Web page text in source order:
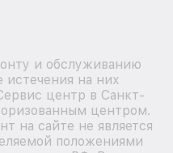
и обслуживанию
на них
центр в Санкт-
центром.
на сайте не является
положениями